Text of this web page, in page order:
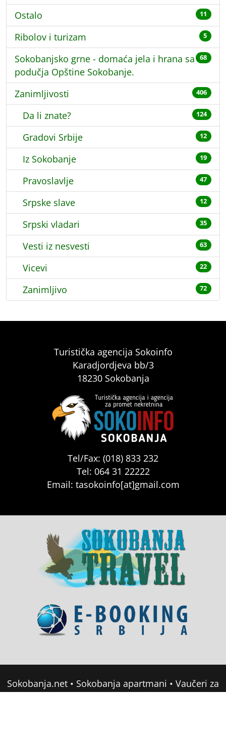
Ostalo 11
Ribolov i turizam 5
Sokobanjsko grne - domaća jela i hrana sa
podučja Opštine Sokobanje.
68
Zanimljivosti 406
Da li znate? 124
Gradovi Srbije 12
Iz Sokobanje 19
Pravoslavlje 47
Srpske slave 12
Srpski vladari 35
Vesti iz nesvesti 63
Vicevi 22
Zanimljivo 72
Turistička agencija Sokoinfo
Karadjordjeva bb/3
18230 Sokobanja
Tel/Fax: (018) 833 232
Tel: 064 31 22222
Email: tasokoinfo[at]gmail.com
Sokobanja.net • Sokobanja apartmani • Vaučeri za